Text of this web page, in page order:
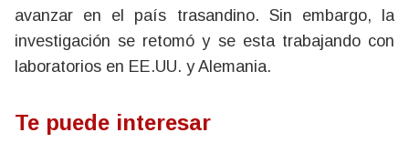
avanzar en el país trasandino. Sin embargo, la
investigación se retomó y se esta trabajando con
laboratorios en EE.UU. y Alemania.
Te puede interesar